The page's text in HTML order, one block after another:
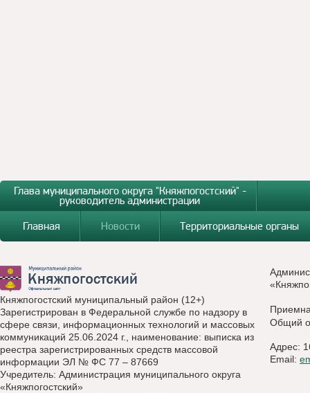
Глава муниципального округа "Княжпогостский" -
руководитель администрации
Главная
Новости Территориальные органы
Княжпогостский муниципальный район (12+)
Зарегистрирован в Федеральной службе по надзору в
сфере связи, информационных технологий и массовых
коммуникаций 25.06.2024 г., наименование: выписка из
реестра зарегистрированных средств массовой
информации ЭЛ № ФС 77 – 87669
Учредитель: Администрация муниципального округа
«Княжпогостский»
Общий
Адрес:
Email: